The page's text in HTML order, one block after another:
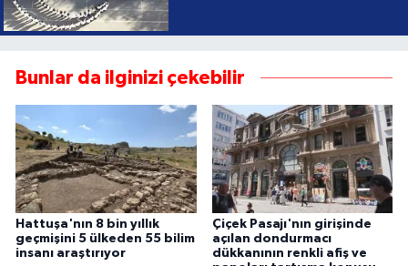
Bunlar da ilginizi çekebilir
Hattuşa'nın 8 bin yıllık
geçmişini 5 ülkeden 55 bilim
insanı araştırıyor
Çiçek Pasajı'nın girişinde
açılan dondurmacı
dükkanının renkli afiş ve